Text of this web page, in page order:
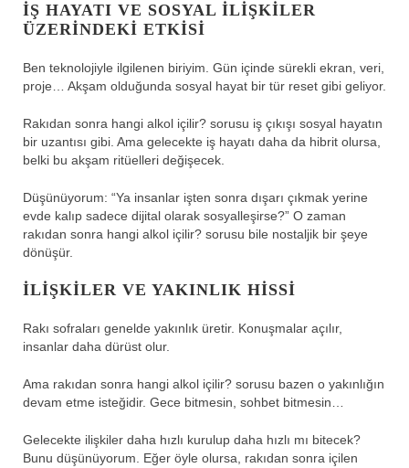
İŞ HAYATI VE SOSYAL ILIŞKILER
ÜZERINDEKI ETKISI
Ben teknolojiyle ilgilenen biriyim. Gün içinde sürekli ekran, veri,
proje… Akşam olduğunda sosyal hayat bir tür reset gibi geliyor.
Rakıdan sonra hangi alkol içilir? sorusu iş çıkışı sosyal hayatın
bir uzantısı gibi. Ama gelecekte iş hayatı daha da hibrit olursa,
belki bu akşam ritüelleri değişecek.
Düşünüyorum: “Ya insanlar işten sonra dışarı çıkmak yerine
evde kalıp sadece dijital olarak sosyalleşirse?” O zaman
rakıdan sonra hangi alkol içilir? sorusu bile nostaljik bir şeye
dönüşür.
İLIŞKILER VE YAKINLIK HISSI
Rakı sofraları genelde yakınlık üretir. Konuşmalar açılır,
insanlar daha dürüst olur.
Ama rakıdan sonra hangi alkol içilir? sorusu bazen o yakınlığın
devam etme isteğidir. Gece bitmesin, sohbet bitmesin…
Gelecekte ilişkiler daha hızlı kurulup daha hızlı mı bitecek?
Bunu düşünüyorum. Eğer öyle olursa, rakıdan sonra içilen